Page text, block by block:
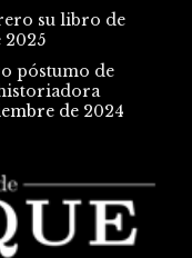
su libro de
2025
póstumo de
de 2024